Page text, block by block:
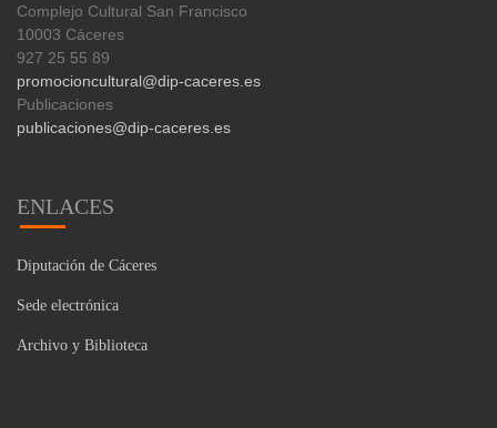
Complejo Cultural San Francisco
10003 Cáceres
927 25 55 89
promocioncultural@dip-caceres.es
Publicaciones
publicaciones@dip-caceres.es
ENLACES
Diputación de Cáceres
Sede electrónica
Archivo y Biblioteca